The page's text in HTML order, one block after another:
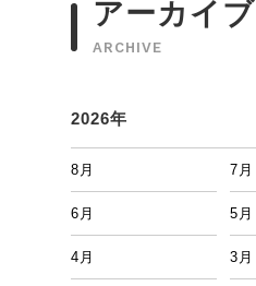
アーカイブ
ARCHIVE
2026年
8月 7月
6月 5月
4月 3月